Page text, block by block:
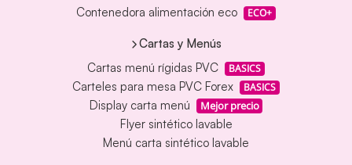
Contenedora alimentación eco
ECO+
Cartas y Menús
Cartas menú rígidas PVC
BASICS
Carteles para mesa PVC Forex BASICS
Display carta menú Mejor precio
Flyer sintético lavable
Menú carta sintético lavable